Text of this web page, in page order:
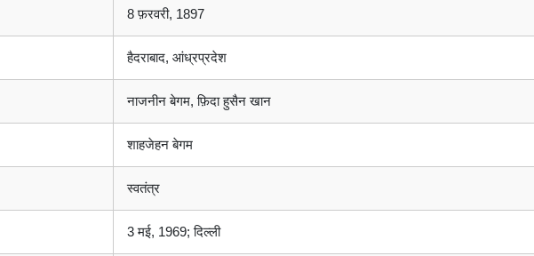
8 फ़रवरी, 1897
हैदराबाद, आंध्रप्रदेश
नाजनीन बेगम, फ़िदा हुसैन खान
शाहजेहन बेगम
स्वतंत्र
3 मई, 1969; दिल्ली